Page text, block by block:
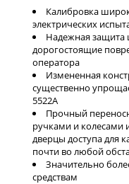
Калибровка
электрических
Надежная защита
дорогостоящие
оператора
Измененная
существенно
5522A
Прочный
ручками и колесами
дверцы доступа для
почти во любой
Значительно
средствам